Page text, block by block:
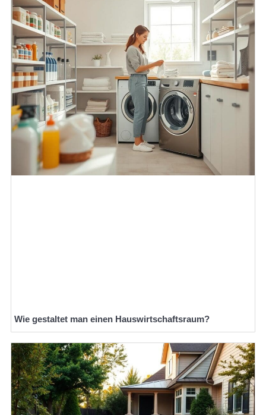
Wie gestaltet man einen Hauswirtschaftsraum?